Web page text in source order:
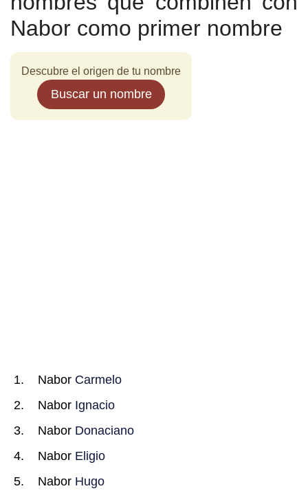
Nabor como primer nombre
Descubre el origen de tu nombre
Buscar un nombre
Nabor Carmelo
Nabor Ignacio
Nabor Donaciano
Nabor Eligio
Nabor Hugo